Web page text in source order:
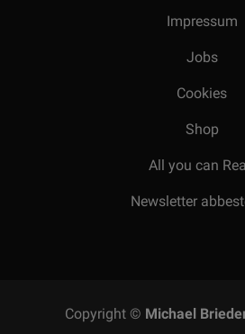
Impressum
Jobs
Cookies
Shop
All you can
Newsletter
Copyright © Michael